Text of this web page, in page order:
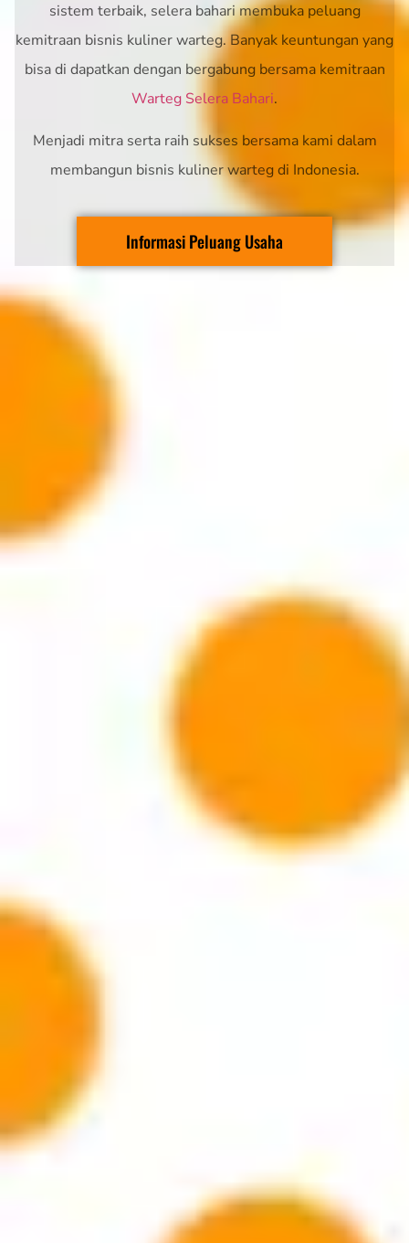
sistem terbaik, selera bahari membuka peluang
kemitraan bisnis kuliner warteg. Banyak keuntungan yang
bisa di dapatkan dengan bergabung bersama kemitraan
Warteg Selera Bahari.
Menjadi mitra serta raih sukses bersama kami dalam
membangun bisnis kuliner warteg di Indonesia.
Informasi Peluang Usaha